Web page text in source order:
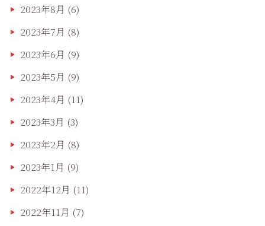
2023年8月 (6)
2023年7月 (8)
2023年6月 (9)
2023年5月 (9)
2023年4月 (11)
2023年3月 (3)
2023年2月 (8)
2023年1月 (9)
2022年12月 (11)
2022年11月 (7)